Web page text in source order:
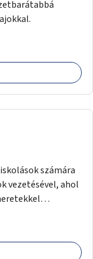
számára
vezetésével, ahol
külső
az